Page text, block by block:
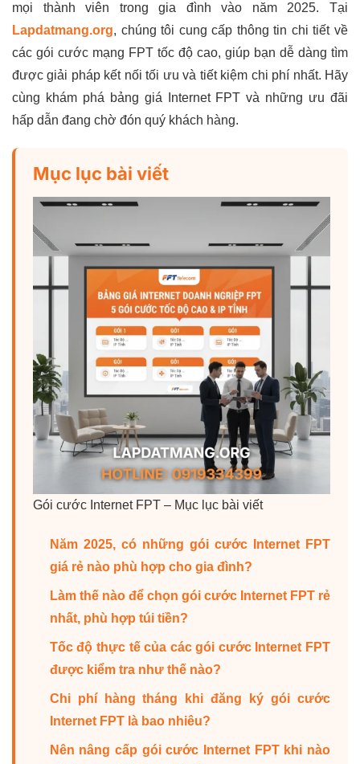
mọi thành viên trong gia đình vào năm 2025. Tại
Lapdatmang.org, chúng tôi cung cấp thông tin chi tiết về
các gói cước mạng FPT tốc độ cao, giúp bạn dễ dàng tìm
được giải pháp kết nối tối ưu và tiết kiệm chi phí nhất. Hãy
cùng khám phá bảng giá Internet FPT và những ưu đãi
hấp dẫn đang chờ đón quý khách hàng.
Mục lục bài viết
Gói cước Internet FPT – Mục lục bài viết
Năm 2025, có những gói cước Internet FPT
giá rẻ nào phù hợp cho gia đình?
Làm thế nào để chọn gói cước Internet FPT rẻ
nhất, phù hợp túi tiền?
Tốc độ thực tế của các gói cước Internet FPT
được kiểm tra như thế nào?
Chi phí hàng tháng khi đăng ký gói cước
Internet FPT là bao nhiêu?
Nên nâng cấp gói cước Internet FPT khi nào